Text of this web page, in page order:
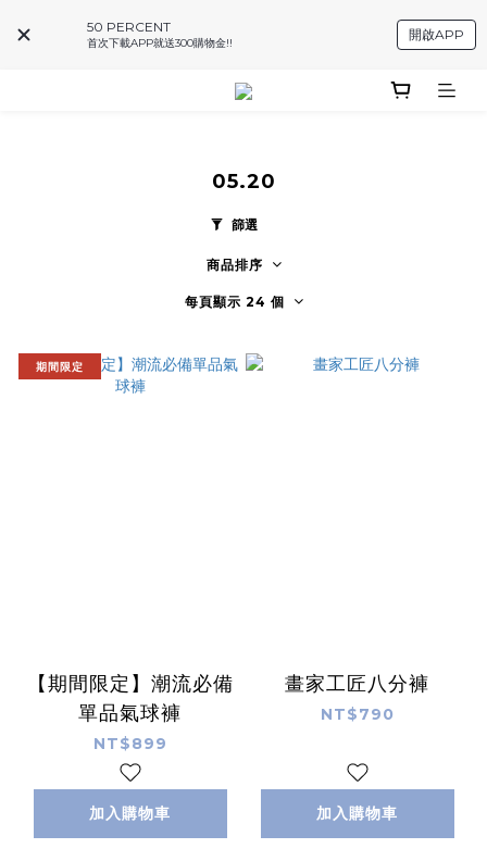
50 PERCENT
首次下載APP就送300購物金!!
開啟APP
05.20
篩選
商品排序
每頁顯示 24 個
期間限定
【期間限定】潮流必備
單品氣球褲
NT$899
加入購物車
畫家工匠八分褲
NT$790
加入購物車